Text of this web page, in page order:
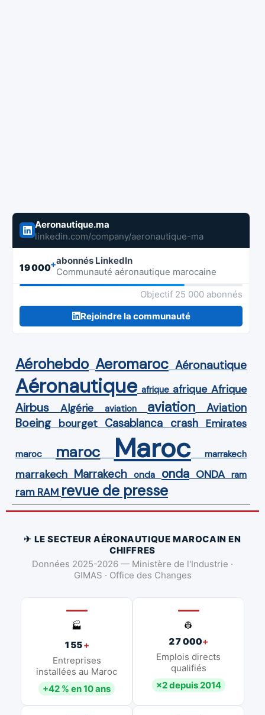
Aeronautique.ma
linkedin.com/company/aeronautique-ma
19 000+abonnés LinkedIn
Communauté aéronautique marocaine
Objectif 25 000 abonnés
Rejoindre la communauté
Aérohebdo Aeromaroc Aéronautique
Aéronautique afrique afrique Afrique
Airbus Algérie aviation aviation Aviation
Boeing bourget Casablanca crash Emirates
maroc maroc Maroc marrakech
marrakech Marrakech onda onda ONDA ram
ram RAM revue de presse
✈ LE SECTEUR AÉRONAUTIQUE MAROCAIN EN
CHIFFRES
Données 2025-2026 — Ministère de l'Industrie ·
GIMAS · Office des Changes
🏭
155+
Entreprises
installées au Maroc
+42 % en 10 ans
👷
27 000+
Emplois directs
qualifiés
×2 depuis 2014